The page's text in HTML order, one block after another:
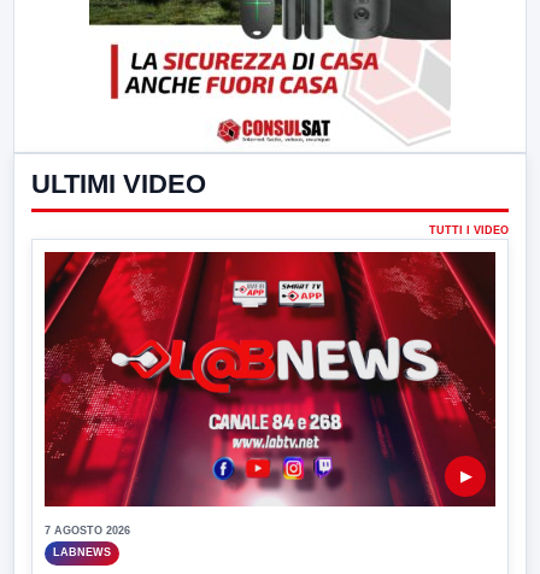
ULTIMI VIDEO
TUTTI I VIDEO
▶
7 AGOSTO 2026
LABNEWS